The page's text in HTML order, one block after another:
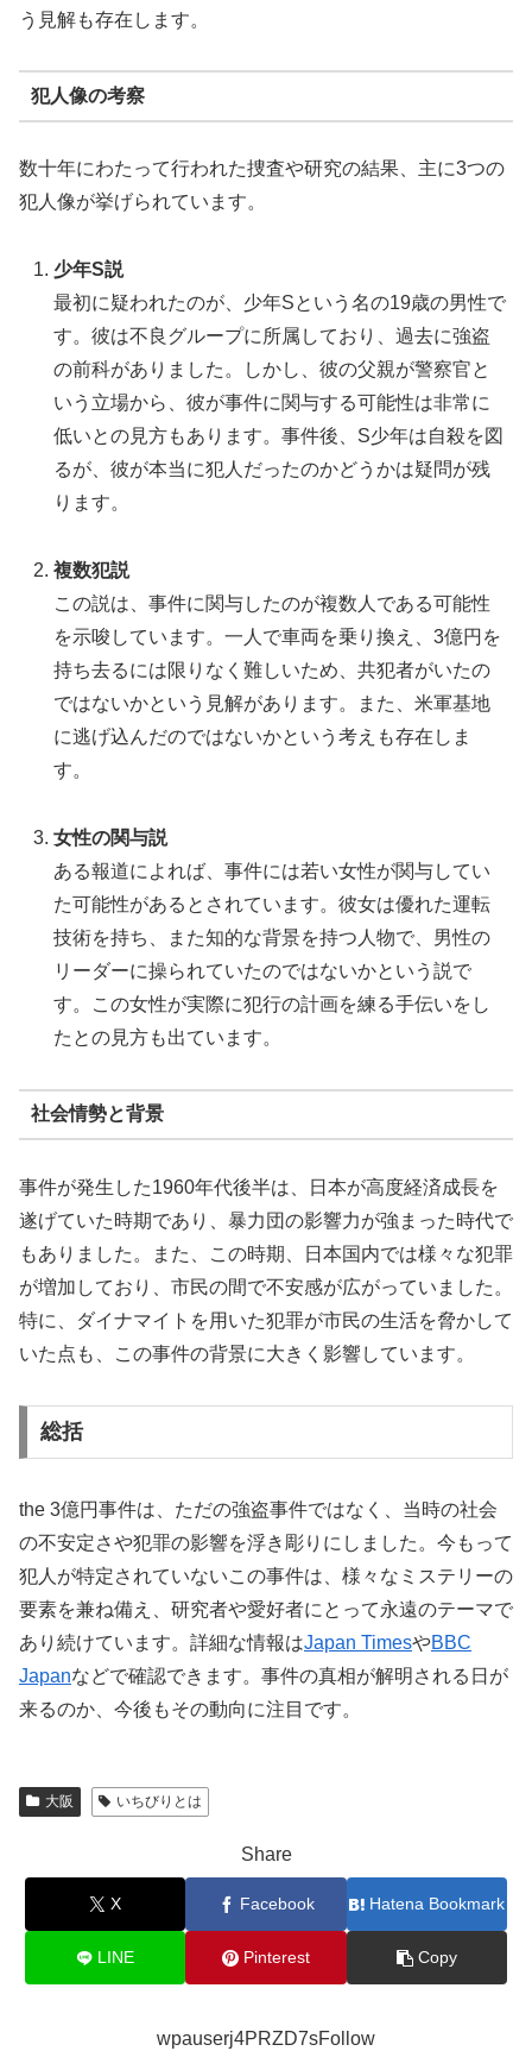
う見解も存在します。
犯人像の考察
数十年にわたって行われた捜査や研究の結果、主に3つの
犯人像が挙げられています。
少年S説
最初に疑われたのが、少年Sという名の19歳の男性で
す。彼は不良グループに所属しており、過去に強盗
の前科がありました。しかし、彼の父親が警察官と
いう立場から、彼が事件に関与する可能性は非常に
低いとの見方もあります。事件後、S少年は自殺を図
るが、彼が本当に犯人だったのかどうかは疑問が残
ります。
複数犯説
この説は、事件に関与したのが複数人である可能性
を示唆しています。一人で車両を乗り換え、3億円を
持ち去るには限りなく難しいため、共犯者がいたの
ではないかという見解があります。また、米軍基地
に逃げ込んだのではないかという考えも存在しま
す。
女性の関与説
ある報道によれば、事件には若い女性が関与してい
た可能性があるとされています。彼女は優れた運転
技術を持ち、また知的な背景を持つ人物で、男性の
リーダーに操られていたのではないかという説で
す。この女性が実際に犯行の計画を練る手伝いをし
たとの見方も出ています。
社会情勢と背景
事件が発生した1960年代後半は、日本が高度経済成長を
遂げていた時期であり、暴力団の影響力が強まった時代で
もありました。また、この時期、日本国内では様々な犯罪
が増加しており、市民の間で不安感が広がっていました。
特に、ダイナマイトを用いた犯罪が市民の生活を脅かして
いた点も、この事件の背景に大きく影響しています。
総括
the 3億円事件は、ただの強盗事件ではなく、当時の社会
の不安定さや犯罪の影響を浮き彫りにしました。今もって
犯人が特定されていないこの事件は、様々なミステリーの
要素を兼ね備え、研究者や愛好者にとって永遠のテーマで
あり続けています。詳細な情報はJapan TimesやBBC
Japanなどで確認できます。事件の真相が解明される日が
来るのか、今後もその動向に注目です。
大阪 いちびりとは
Share
X Facebook Hatena Bookmark
LINE Pinterest Copy
wpauserj4PRZD7sFollow